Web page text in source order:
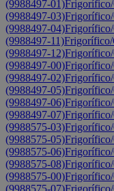
(9988497-01)
(9988497-03)
(9988497-04)
(9988497-11)Frigorífico/
(9988497-12)
(9988497-00)
(9988497-02)
(9988497-05)
(9988497-06)
(9988497-07)
(9988575-03)
(9988575-05)
(9988575-06)
(9988575-08)
(9988575-00)
(9988575-07)